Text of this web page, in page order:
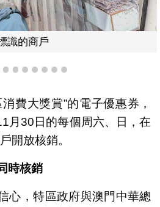
貼有海報標識的商戶
4 5 6 7 8 9 10
費大獎賞”的電子優惠券，
月30日的每個周六、日，在
開放核銷。
時核銷
心，特區政府與澳門中華總